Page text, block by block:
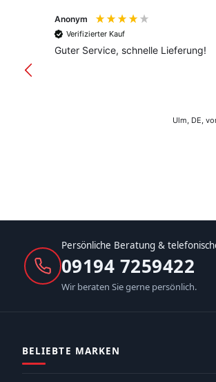
Anonym
Verifizierter Kauf
Guter Service, schnelle Lieferung!
Ulm, DE,
Persönliche Beratung &
09194 7259422
Wir beraten Sie gerne persönlich.
BELIEBTE MARKEN